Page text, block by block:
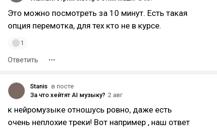
Это можно посмотреть за 10 минут. Есть такая
опция перемотка, для тех кто не в курсе.
1
Ответить
Stanis в посте
За что хейтят AI музыку? 2 авг
к нейромузыке отношусь ровно, даже есть
очень неплохие треки! Вот например , наш ответ